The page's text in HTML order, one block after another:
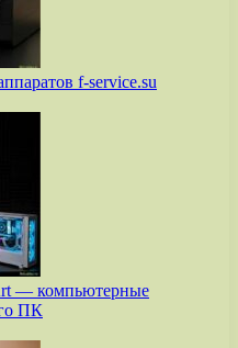
f-service.su
— компьютерные
ПК